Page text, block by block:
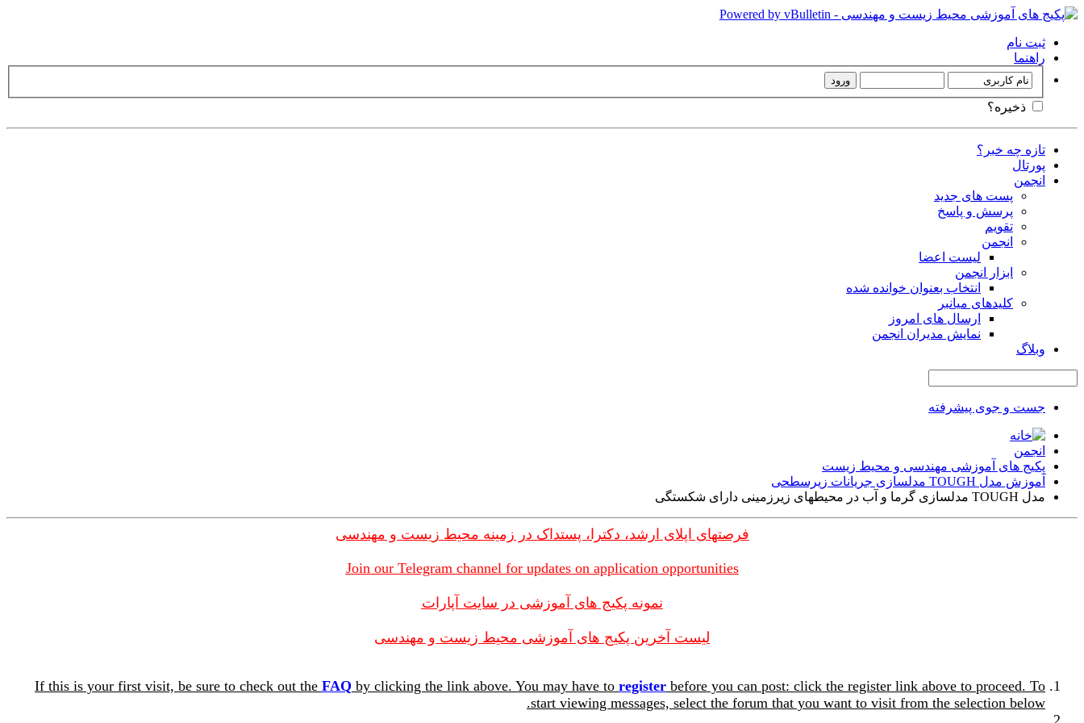
ثبت نام
راهنما
ذخیره؟
تازه چه خبر؟
پورتال
انجمن
پست های جدید
پرسش و پاسخ
تقویم
انجمن
لیست اعضا
ابزار انجمن
انتخاب بعنوان خوانده شده
کلیدهای میانبر
ارسال های امروز
نمایش مدیران انجمن
وبلاگ
جست و جوی پیشرفته
انجمن
پکیج های آموزشی مهندسی و محیط زیست
آموزش مدل TOUGH مدلسازی جریانات زیرسطحی
مدل TOUGH مدلسازی گرما و آب در محیطهای زیرزمینی دارای شکستگی
فرصتهای اپلای ارشد، دکترا، پستداک در زمینه محیط زیست و مهندسی
Join our Telegram channel for updates on application opportunities
نمونه پکیج های آموزشی در سایت آپارات
لیست آخرین پکیج های آموزشی محیط زیست و مهندسی
If this is your first visit, be sure to check out the FAQ by clicking the link above. You may have to register before you can post: click the register link above to proceed. To
start viewing messages, select the forum that you want to visit from the selection below.